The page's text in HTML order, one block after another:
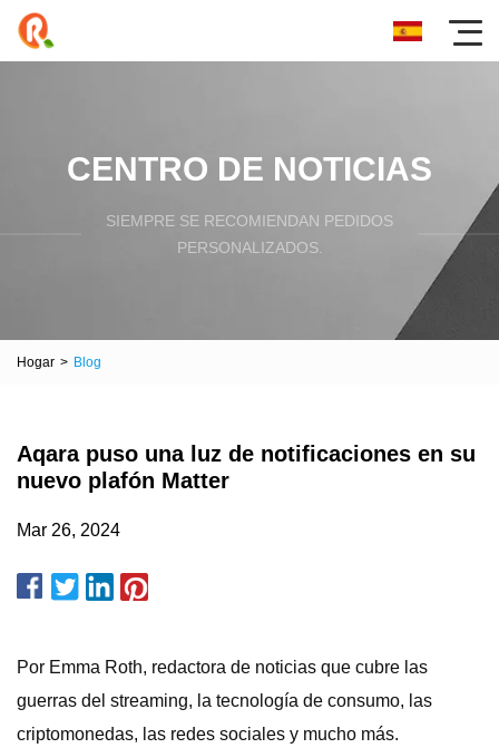
CENTRO DE NOTICIAS
SIEMPRE SE RECOMIENDAN PEDIDOS
PERSONALIZADOS.
Hogar > Blog
Aqara puso una luz de notificaciones en su
nuevo plafón Matter
Mar 26, 2024
Por Emma Roth, redactora de noticias que cubre las
guerras del streaming, la tecnología de consumo, las
criptomonedas, las redes sociales y mucho más.